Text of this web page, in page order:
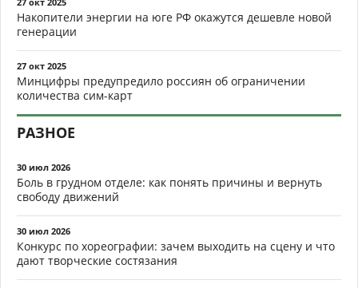
Накопители энергии на юге РФ окажутся дешевле новой
генерации
27 окт 2025
Минцифры предупредило россиян об ограничении
количества сим-карт
РАЗНОЕ
30 июл 2026
Боль в грудном отделе: как понять причины и вернуть
свободу движений
30 июл 2026
Конкурс по хореографии: зачем выходить на сцену и что
дают творческие состязания